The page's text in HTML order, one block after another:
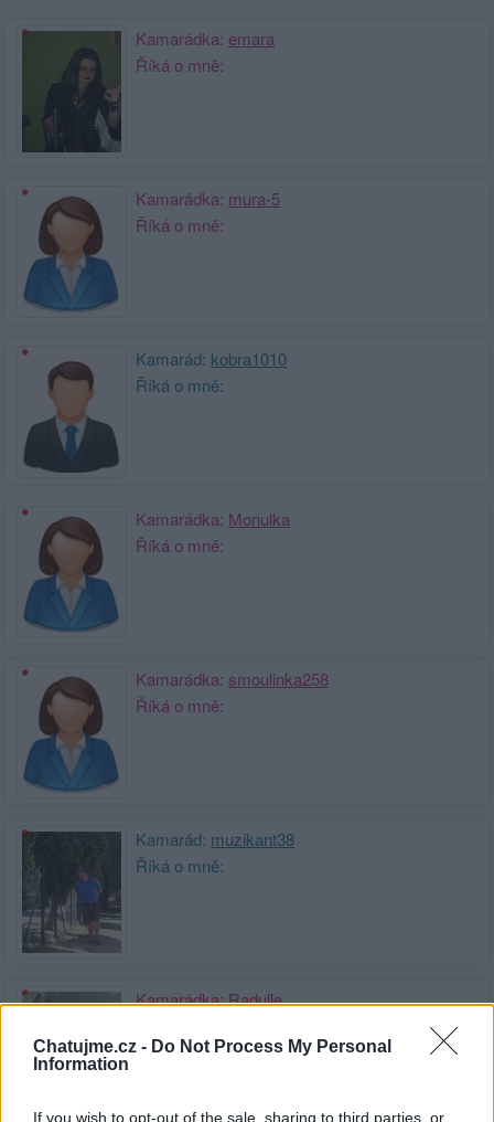
Chatujme.cz - Do Not Process My Personal
Information
If you wish to opt-out of the sale, sharing to third parties, or
Kamarádka: emara
Říká o mně:
Kamarádka: mura-5
Říká o mně:
Kamarád: kobra1010
Říká o mně:
Kamarádka: Monulka
Říká o mně:
Kamarádka: smoulinka258
Říká o mně:
Kamarád: muzikant38
Říká o mně:
Kamarádka:Radulle